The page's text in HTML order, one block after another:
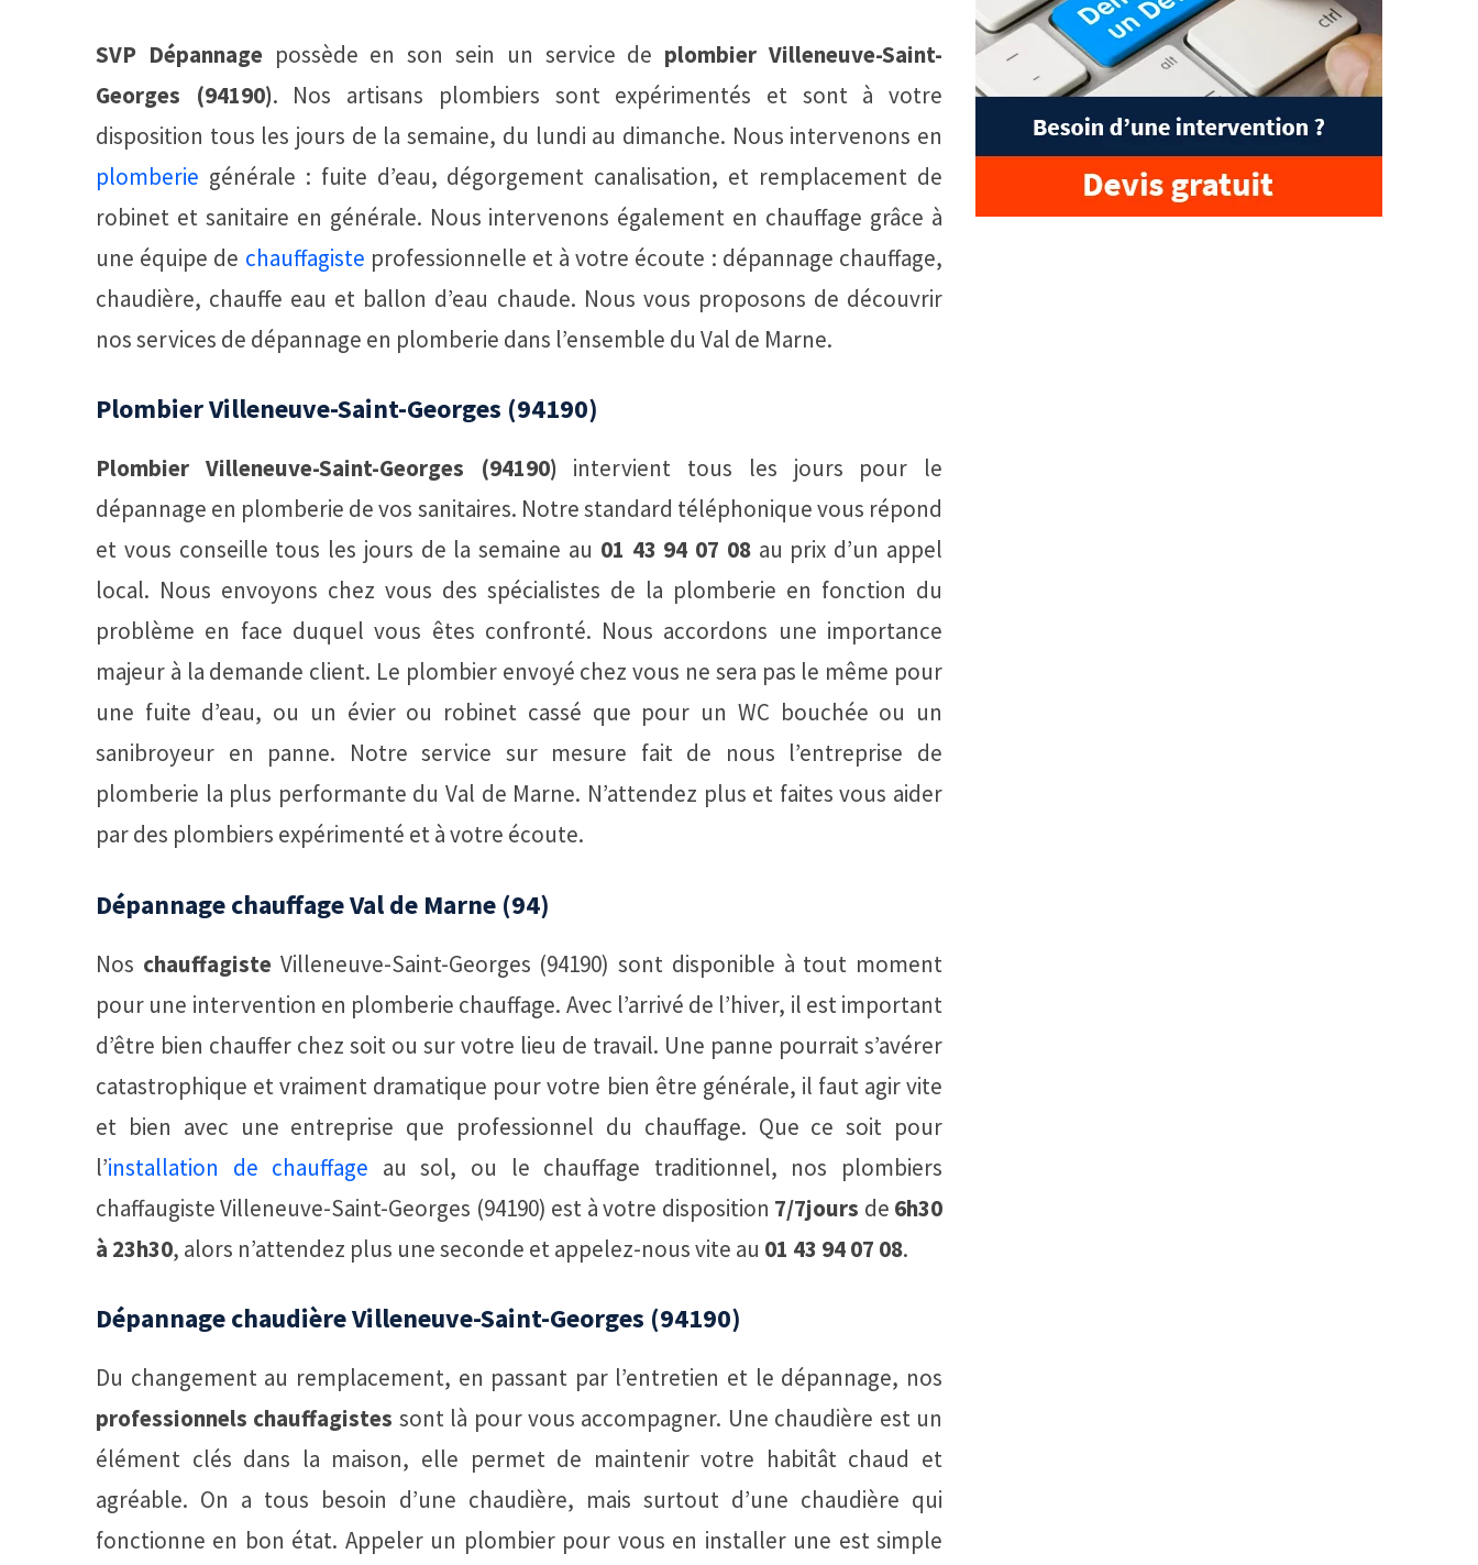
SVP Dépannagepossède en son sein un service de plombier Villeneuve-Saint-
Georges (94190). Nos artisans plombiers sont expérimentés et sont à votre
disposition tous les jours de la semaine, du lundi au dimanche. Nous intervenons en
plomberie générale : fuite d’eau, dégorgement canalisation, et remplacement de
robinet et sanitaire en générale. Nous intervenons également en chauffage grâce à
une équipe de chauffagiste professionnelle et à votre écoute : dépannage chauffage,
chaudière, chauffe eau et ballon d’eau chaude. Nous vous proposons de découvrir
nos services de dépannage en plomberie dans l’ensemble du Val de Marne.
Plombier Villeneuve-Saint-Georges (94190)
Plombier Villeneuve-Saint-Georges (94190) intervient tous les jours pour le
dépannage en plomberie de vos sanitaires. Notre standard téléphonique vous répond
et vous conseille tous les jours de la semaine au 01 43 94 07 08au prix d’un appel
local. Nous envoyons chez vous des spécialistes de la plomberie en fonction du
problème en face duquel vous êtes confronté. Nous accordons une importance
majeur à la demande client. Le plombier envoyé chez vous ne sera pas le même pour
une fuite d’eau, ou un évier ou robinet cassé que pour un WC bouchée ou un
sanibroyeur en panne. Notre service sur mesure fait de nous l’entreprise de
plomberie la plus performante du Val de Marne. N’attendez plus et faites vous aider
par des plombiers expérimenté et à votre écoute.
Dépannage chauffage Val de Marne (94)
Nos chauffagisteVilleneuve-Saint-Georges (94190) sont disponible à tout moment
pour une intervention en plomberie chauffage. Avec l’arrivé de l’hiver, il est important
d’être bien chauffer chez soit ou sur votre lieu de travail. Une panne pourrait s’avérer
catastrophique et vraiment dramatique pour votre bien être générale, il faut agir vite
et bien avec une entreprise que professionnel du chauffage. Que ce soit pour
l’installation de chauffage au sol, ou le chauffage traditionnel, nos plombiers
chaffaugiste Villeneuve-Saint-Georges (94190) est à votre disposition 7/7jours de 6h30
à 23h30, alors n’attendez plus une seconde et appelez-nous vite au 01 43 94 07 08.
Dépannage chaudière Villeneuve-Saint-Georges (94190)
Du changement au remplacement, en passant par l’entretien et le dépannage, nos
professionnels chauffagistes sont là pour vous accompagner. Une chaudière est un
élément clés dans la maison, elle permet de maintenir votre habitât chaud et
agréable. On a tous besoin d’une chaudière, mais surtout d’une chaudière qui
fonctionne en bon état. Appeler un plombier pour vous en installer une est simple